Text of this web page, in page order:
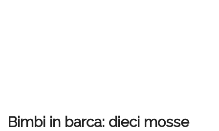
Bimbi in barca: dieci mosse